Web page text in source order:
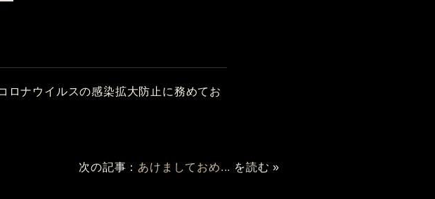
ロナウイルスの感染拡大防止に務めてお
次の記事： あけましておめ... を読む »